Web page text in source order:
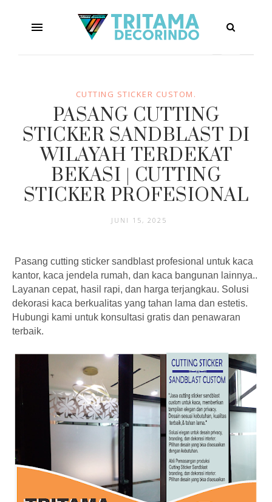
CUTTING STICKER CUSTOM.
PASANG CUTTING
STICKER SANDBLAST DI
WILAYAH TERDEKAT
BEKASI | CUTTING
STICKER PROFESIONAL
JUNI 15, 2025
Pasang cutting sticker sandblast profesional untuk kaca
kantor, kaca jendela rumah, dan kaca bangunan lainnya..
Layanan cepat, hasil rapi, dan harga terjangkau. Solusi
dekorasi kaca berkualitas yang tahan lama dan estetis.
Hubungi kami untuk konsultasi gratis dan penawaran
terbaik.